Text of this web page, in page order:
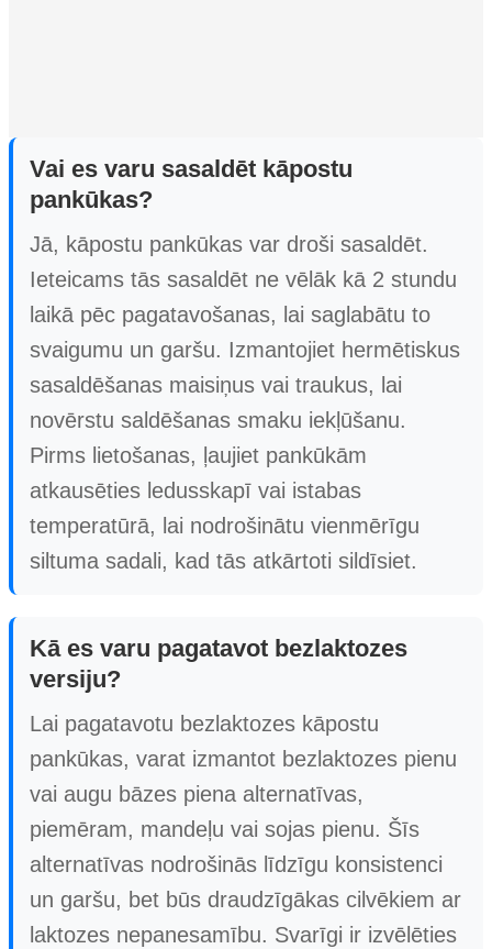
Vai es varu sasaldēt kāpostu
pankūkas?
Jā, kāpostu pankūkas var droši sasaldēt.
Ieteicams tās sasaldēt ne vēlāk kā 2 stundu
laikā pēc pagatavošanas, lai saglabātu to
svaigumu un garšu. Izmantojiet hermētiskus
sasaldēšanas maisiņus vai traukus, lai
novērstu saldēšanas smaku iekļūšanu.
Pirms lietošanas, ļaujiet pankūkām
atkausēties ledusskapī vai istabas
temperatūrā, lai nodrošinātu vienmērīgu
siltuma sadali, kad tās atkārtoti sildīsiet.
Kā es varu pagatavot bezlaktozes
versiju?
Lai pagatavotu bezlaktozes kāpostu
pankūkas, varat izmantot bezlaktozes pienu
vai augu bāzes piena alternatīvas,
piemēram, mandeļu vai sojas pienu. Šīs
alternatīvas nodrošinās līdzīgu konsistenci
un garšu, bet būs draudzīgākas cilvēkiem ar
laktozes nepanesamību. Svarīgi ir izvēlēties